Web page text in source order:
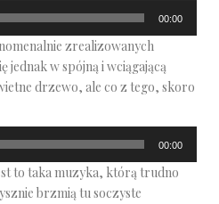
00:00
zrealizowanych
jednak w spójną i wciągającą
drzewo, ale co z tego, skoro
00:00
to taka muzyka, którą trudno
brzmią tu soczyste